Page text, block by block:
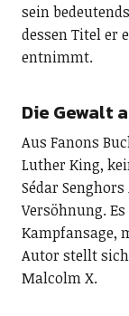
sein
dessen Titel er
entnimmt.
Die Gewalt
Aus Fanons
Luther King,
Sédar Senghors
Versöhnung.
Kampfansage,
Autor stellt
Malcolm X.